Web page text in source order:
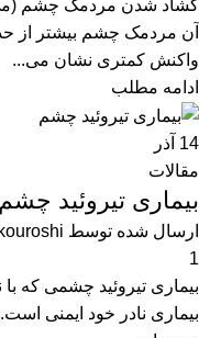
آن مردمک چشم بیشتر از
واکنش کمتری نشان می‌...
ادامه مطلب
14 آذر
مقالات
بیماری تیروئید چشم
ارسال شده توسط
1
بیماری تیروئید چشمی که
بیماری نادر خود ایمنی